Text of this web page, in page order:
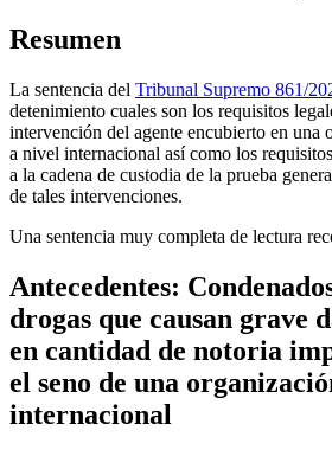
Resumen
La sentencia del Tribunal Supremo 861/
detenimiento cuales son los requisitos
intervención del agente encubierto en una
a nivel internacional así como los
a la cadena de custodia de la prueba
de tales intervenciones.
Una sentencia muy completa de lectura
Antecedentes:
drogas que causan grave
en cantidad de notoria
el seno de una
internacional